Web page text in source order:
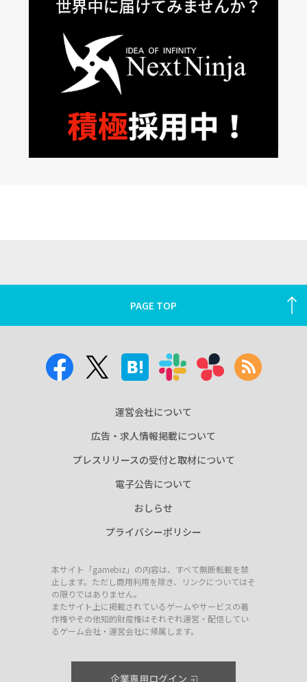
PAGE TOP
運営会社について
広告・求人情報掲載について
プレスリリースの受付と取材について
電子公告について
おしらせ
プライバシーポリシー
本サイト「gamebiz」の内容は、すべて無断転載を禁
止します。ただし商用利用を除き、リンクについてはそ
の限りではありません。
またサイト上に掲載されているゲームやサービスの著
作権やその他知的財産権はそれぞれ運営・配信してい
るゲーム会社・運営会社に帰属します。
企業専用ログイン